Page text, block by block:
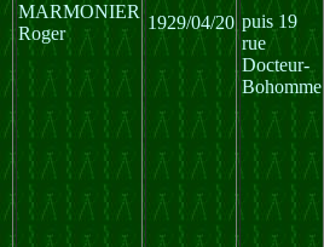
MARMONIER
Roger
1929/04/20 puis 19
rue
Docteur-
Bohomme